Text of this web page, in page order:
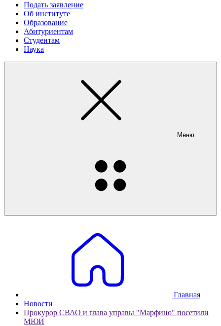
Подать заявление
Об институте
Образование
Абитуриентам
Студентам
Наука
Меню
Главная
Новости
Прокурор СВАО и глава управы "Марфино" посетили
МЮИ